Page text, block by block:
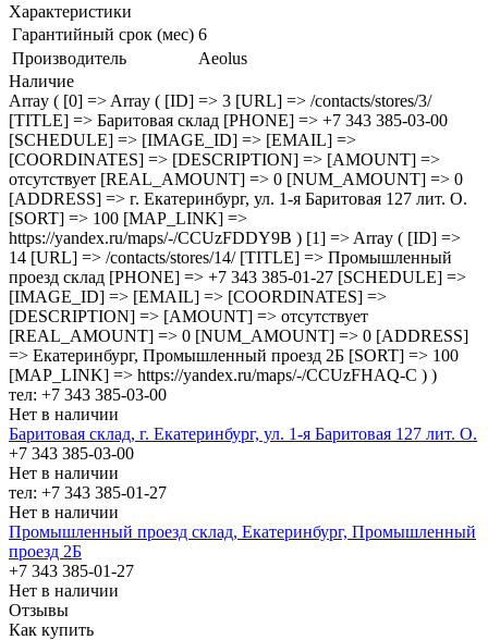
Характеристики
Гарантийный срок (мес) 6
Производитель
Aeolus
Наличие
Array ( [0] => Array ( [ID] => 3 [URL] => /contacts/stores/3/
[TITLE] => Баритовая склад [PHONE] => +7 343 385-03-00
[SCHEDULE] => [IMAGE_ID] => [EMAIL] =>
[COORDINATES] => [DESCRIPTION] => [AMOUNT] =>
отсутствует [REAL_AMOUNT] => 0 [NUM_AMOUNT] => 0
[ADDRESS] => г. Екатеринбург, ул. 1-я Баритовая 127 лит. О.
[SORT] => 100 [MAP_LINK] =>
https://yandex.ru/maps/-/CCUzFDDY9B ) [1] => Array ( [ID] =>
14 [URL] => /contacts/stores/14/ [TITLE] => Промышленный
проезд cклад [PHONE] => +7 343 385-01-27 [SCHEDULE] =>
[IMAGE_ID] => [EMAIL] => [COORDINATES] =>
[DESCRIPTION] => [AMOUNT] => отсутствует
[REAL_AMOUNT] => 0 [NUM_AMOUNT] => 0 [ADDRESS]
=> Екатеринбург, Промышленный проезд 2Б [SORT] => 100
[MAP_LINK] => https://yandex.ru/maps/-/CCUzFHAQ-C ) )
тел: +7 343 385-03-00
Нет в наличии
Баритовая склад, г. Екатеринбург, ул. 1-я Баритовая 127 лит. О.
+7 343 385-03-00
Нет в наличии
тел: +7 343 385-01-27
Нет в наличии
Промышленный проезд cклад, Екатеринбург, Промышленный
проезд 2Б
+7 343 385-01-27
Нет в наличии
Отзывы
Как купить